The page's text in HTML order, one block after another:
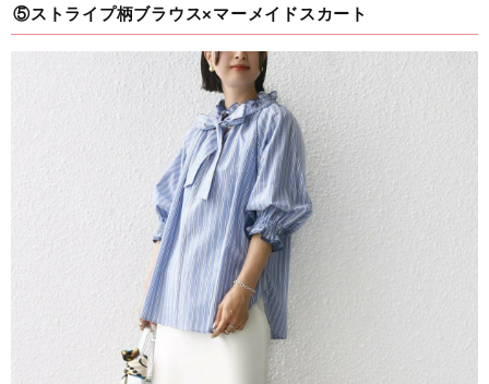
⑤ストライプ柄ブラウス×マーメイドスカート